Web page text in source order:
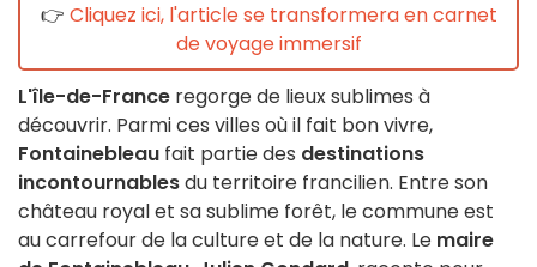
👉 Cliquez ici, l'article se transformera en carnet
de voyage immersif
L'île-de-France regorge de lieux sublimes à
découvrir. Parmi ces villes où il fait bon vivre,
Fontainebleau fait partie des destinations
incontournablesdu territoire francilien. Entre son
château royal et sa sublime forêt, le commune est
au carrefour de la culture et de la nature. Le maire